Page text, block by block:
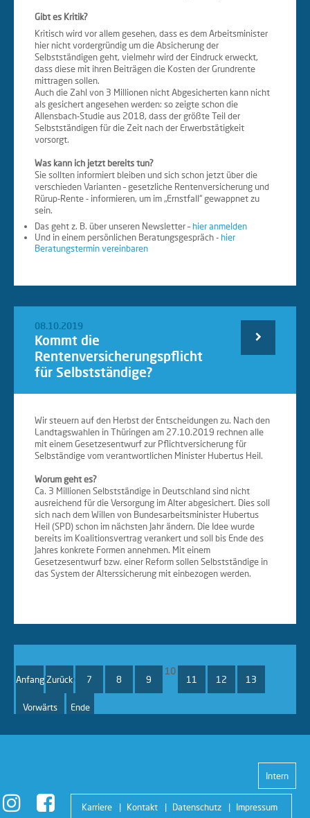
Gibt es Kritik?
Kritisch wird vor allem gesehen, dass es dem Arbeitsminister
hier nicht vordergründig um die Absicherung der
Selbstständigen geht, vielmehr wird der Eindruck erweckt,
dass diese mit ihren Beiträgen die Kosten der Grundrente
mittragen sollen.
Auch die Zahl von 3 Millionen nicht Abgesicherten kann nicht
als gesichert angesehen werden: so zeigte schon die
Allensbach-Studie aus 2018, dass der größte Teil der
Selbstständigen für die Zeit nach der Erwerbstätigkeit
vorsorgt.
Was kann ich jetzt bereits tun?
Sie sollten informiert bleiben und sich schon jetzt über die
verschieden Varianten – gesetzliche Rentenversicherung und
Rürup-Rente - informieren, um im „Ernstfall“ gewappnet zu
sein.
Das geht z. B. über unseren Newsletter –hier anmelden
Und in einem persönlichen Beratungsgespräch -hier
Beratungstermin vereinbaren
08.10.2019
Kommt die
Rentenversicherungspflicht
für Selbstständige?
Wir steuern auf den Herbst der Entscheidungen zu. Nach den
Landtagswahlen in Thüringen am 27.10.2019 rechnen alle
mit einem Gesetzesentwurf zur Pflichtversicherung für
Selbständige vom verantwortlichen Minister Hubertus Heil.
Worum geht es?
Ca. 3 Millionen Selbstständige in Deutschland sind nicht
ausreichend für die Versorgung im Alter abgesichert. Dies soll
sich nach dem Willen von Bundesarbeitsminister Hubertus
Heil (SPD) schon im nächsten Jahr ändern. Die Idee wurde
bereits im Koalitionsvertrag verankert und soll bis Ende des
Jahres konkrete Formen annehmen. Mit einem
Gesetzesentwurf bzw. einer Reform sollen Selbstständige in
das System der Alterssicherung mit einbezogen werden.
Weiterlesen
Seite 10 von 21
Anfang Zurück 7 8 9
10
11 12 13
Vorwärts Ende
Intern
Karriere Kontakt Datenschutz Impressum